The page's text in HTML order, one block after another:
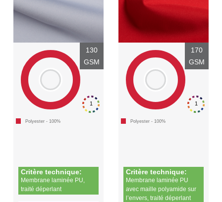
1
130
GSM
Polyester - 100%
Critère technique:
Membrane laminée PU,
traité déperlant
1
170
GSM
Polyester - 100%
Critère technique:
Membrane laminée PU
avec maille polyamide sur
l’envers, traité déperlant